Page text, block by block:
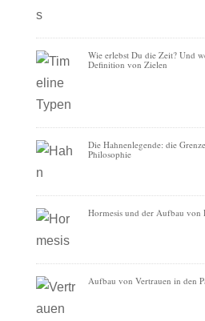
Wie erlebst Du die Zeit? Und
Definition von Zielen
Die Hahnenlegende: die
Philosophie
Hormesis und der Aufbau von
Aufbau von Vertrauen in den